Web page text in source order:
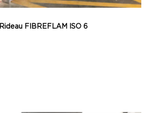
Rideau FIBREFLAM ISO 6